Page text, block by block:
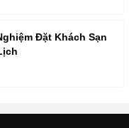
Đặt Khách Sạn